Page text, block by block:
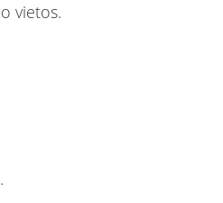
vietos.